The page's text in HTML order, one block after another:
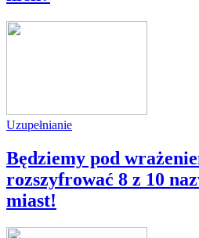
Uzupełnianie
Będziemy pod
rozszyfrować 8 z 10
miast!